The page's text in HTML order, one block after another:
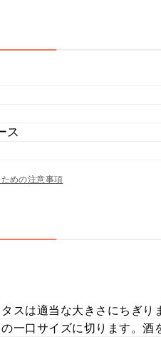
ス
めの注意事項
スは適当な大きさにちぎり
一口サイズに切ります。